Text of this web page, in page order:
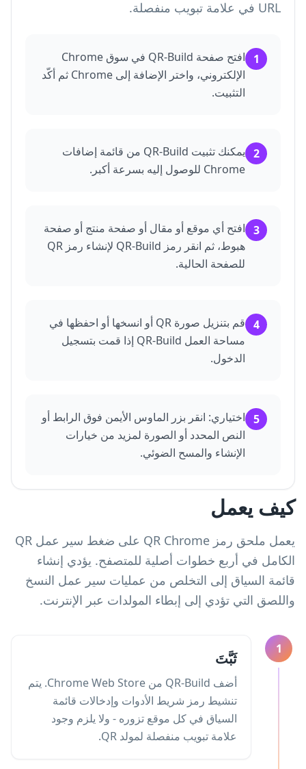
URL في علامة تبويب منفصلة.
1
افتح صفحة QR-Build في سوق Chrome
الإلكتروني، واختر الإضافة إلى Chrome ثم أكّد
التثبيت.
2
يمكنك تثبيت QR-Build من قائمة إضافات
Chrome للوصول إليه بسرعة أكبر.
3 افتح أي موقع أو مقال أو صفحة منتج أو صفحة
هبوط، ثم انقر رمز QR-Build لإنشاء رمز QR
للصفحة الحالية.
4
قم بتنزيل صورة QR أو انسخها أو احفظها في
مساحة العمل QR-Build إذا قمت بتسجيل
الدخول.
5 اختياري: انقر بزر الماوس الأيمن فوق الرابط أو
النص المحدد أو الصورة لمزيد من خيارات
الإنشاء والمسح الضوئي.
كيف يعمل
يعمل ملحق رمز QR Chrome على ضغط سير عمل QR
الكامل في أربع خطوات أصلية للمتصفح. يؤدي إنشاء
قائمة السياق إلى التخلص من عمليات سير عمل النسخ
واللصق التي تؤدي إلى إبطاء المولدات عبر الإنترنت.
1
ثَبَّتَ
أضف QR-Build من Chrome Web Store. يتم
تنشيط رمز شريط الأدوات وإدخالات قائمة
السياق في كل موقع تزوره - ولا يلزم وجود
علامة تبويب منفصلة لمولد QR.